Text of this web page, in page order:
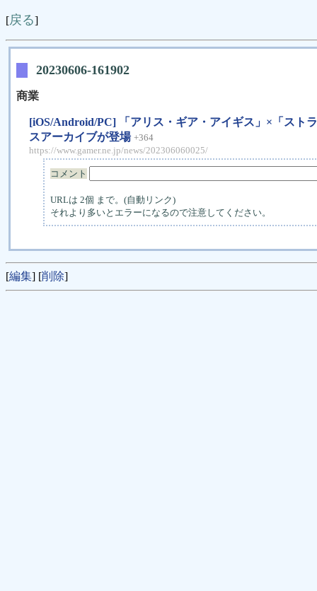
[戻る]
20230606-161902
商業
[iOS/Android/PC] 「アリス・ギア・アイギス」×「スト
スアーカイブが登場 +364
https://www.gamer.ne.jp/news/202306060025/
コメント
URLは 2個 まで。(自動リンク)
それより多いとエラーになるので注意してください。
[編集] [削除]